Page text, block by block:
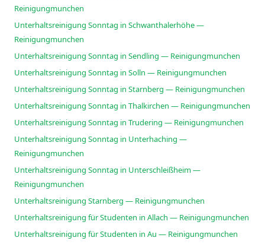
Reinigungmunchen
Unterhaltsreinigung Sonntag in Schwanthalerhöhe —
Reinigungmunchen
Unterhaltsreinigung Sonntag in Sendling — Reinigungmunchen
Unterhaltsreinigung Sonntag in Solln — Reinigungmunchen
Unterhaltsreinigung Sonntag in Starnberg — Reinigungmunchen
Unterhaltsreinigung Sonntag in Thalkirchen — Reinigungmunchen
Unterhaltsreinigung Sonntag in Trudering — Reinigungmunchen
Unterhaltsreinigung Sonntag in Unterhaching —
Reinigungmunchen
Unterhaltsreinigung Sonntag in Unterschleißheim —
Reinigungmunchen
Unterhaltsreinigung Starnberg — Reinigungmunchen
Unterhaltsreinigung für Studenten in Allach — Reinigungmunchen
Unterhaltsreinigung für Studenten in Au — Reinigungmunchen